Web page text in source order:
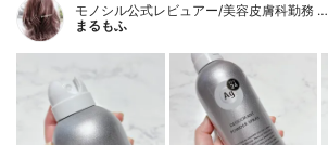
モノシル公式レビュアー/美容皮膚科勤務 …
まるもふ